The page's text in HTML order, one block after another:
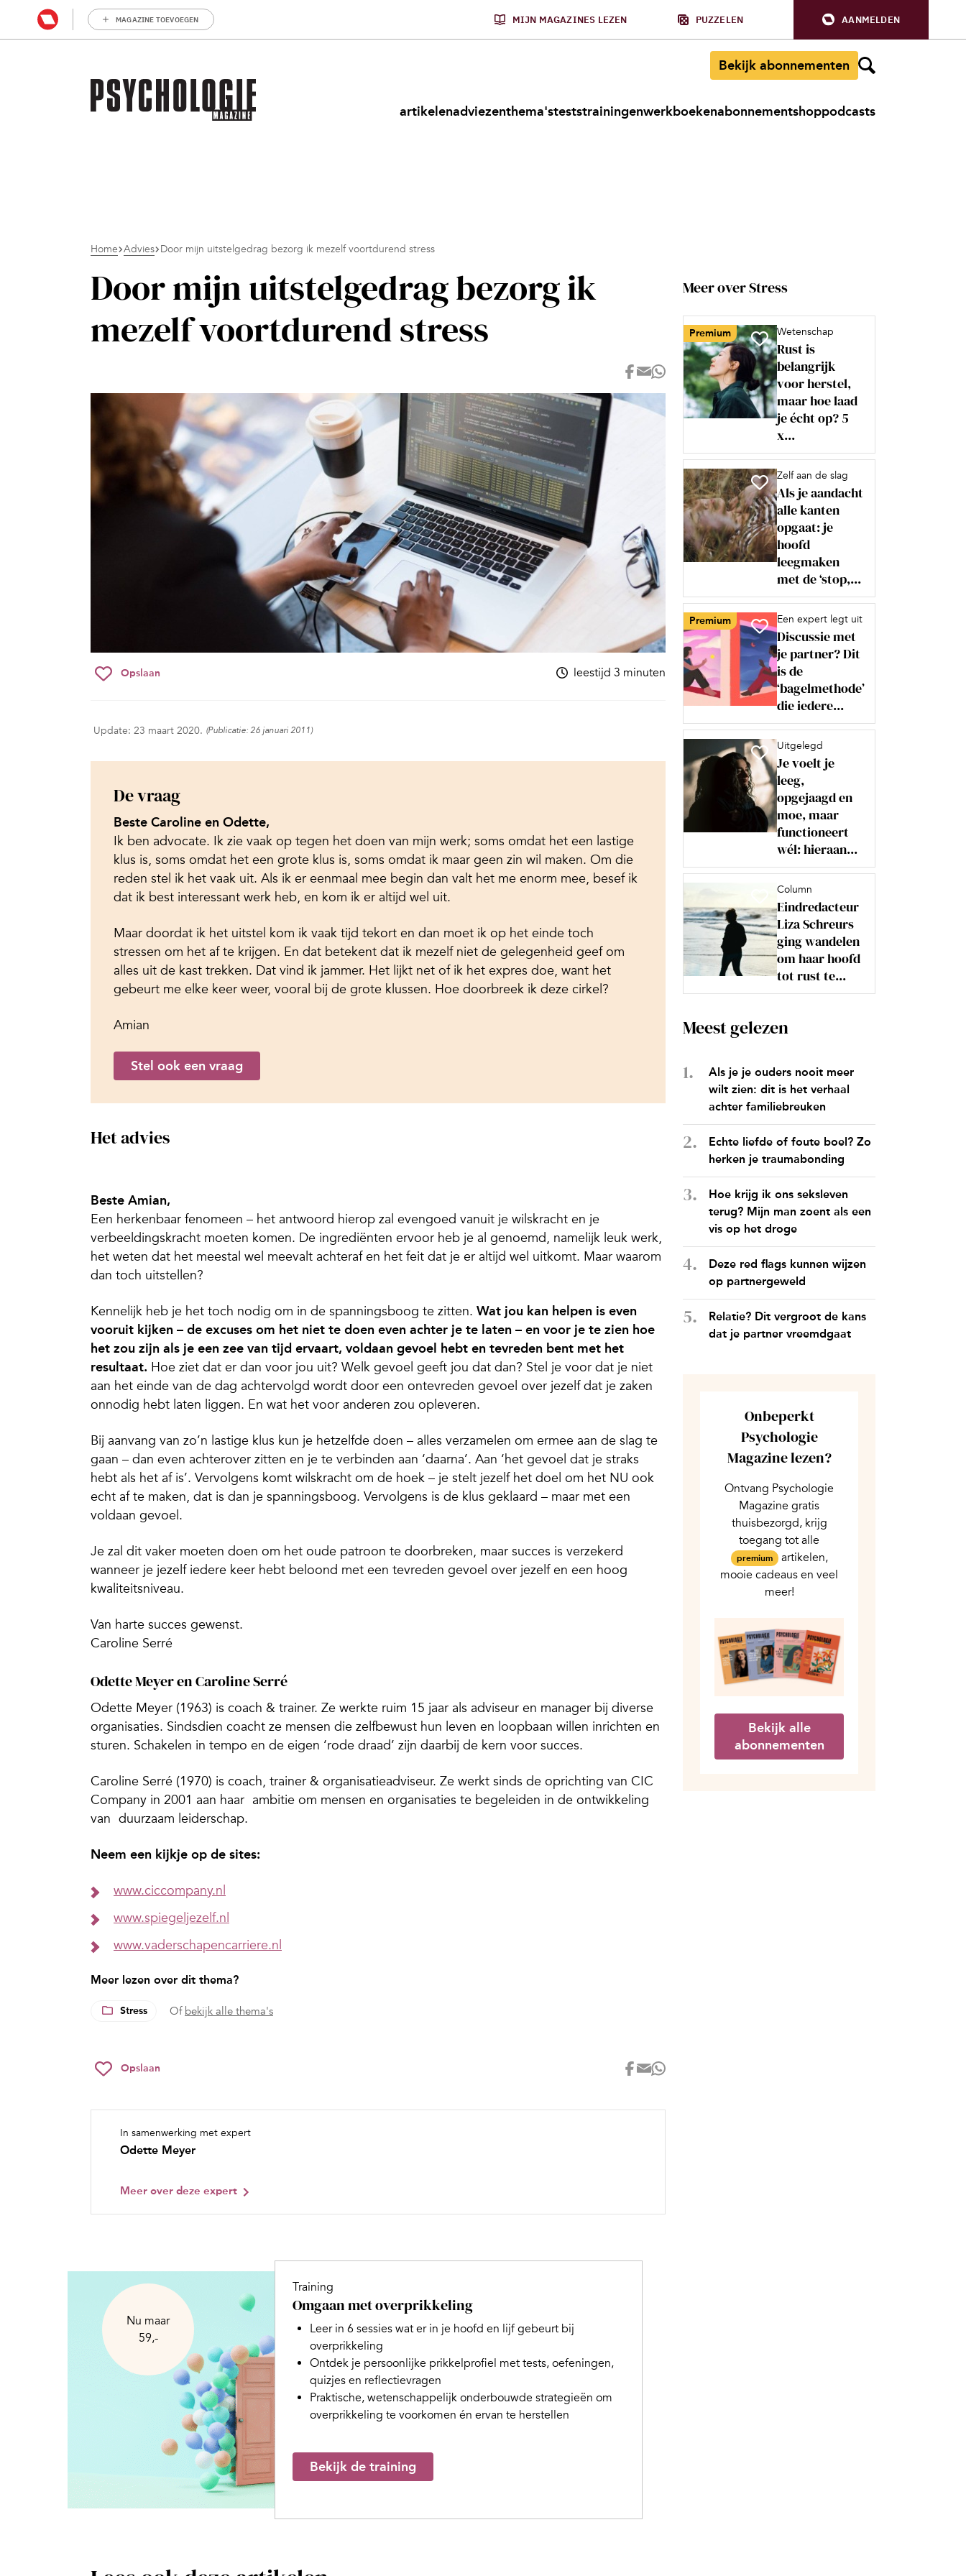
MAGAZINE TOEVOEGEN MIJN MAGAZINES LEZEN PUZZELEN AANMELDEN
Bekijk abonnementen
artikelenadviezenthema'steststrainingenwerkboekenabonnementshoppodcasts
Home Advies Door mijn uitstelgedrag bezorg ik mezelf voortdurend stress
Door mijn uitstelgedrag bezorg ik
mezelf voortdurend stress
Opslaan leestijd 3 minuten
Update: 23 maart 2020. (Publicatie: 26 januari 2011)
De vraag
Beste Caroline en Odette,
Ik ben advocate. Ik zie vaak op tegen het doen van mijn werk; soms omdat het een lastige
klus is, soms omdat het een grote klus is, soms omdat ik maar geen zin wil maken. Om die
reden stel ik het vaak uit. Als ik er eenmaal mee begin dan valt het me enorm mee, besef ik
dat ik best interessant werk heb, en kom ik er altijd wel uit.
Maar doordat ik het uitstel kom ik vaak tijd tekort en dan moet ik op het einde toch
stressen om het af te krijgen. En dat betekent dat ik mezelf niet de gelegenheid geef om
alles uit de kast trekken. Dat vind ik jammer. Het lijkt net of ik het expres doe, want het
gebeurt me elke keer weer, vooral bij de grote klussen. Hoe doorbreek ik deze cirkel?
Amian
Stel ook een vraag
Het advies
Beste Amian,
Een herkenbaar fenomeen – het antwoord hierop zal evengoed vanuit je wilskracht en je
verbeeldingskracht moeten komen. De ingrediënten ervoor heb je al genoemd, namelijk leuk werk,
het weten dat het meestal wel meevalt achteraf en het feit dat je er altijd wel uitkomt. Maar waarom
dan toch uitstellen?
Kennelijk heb je het toch nodig om in de spanningsboog te zitten. Wat jou kan helpen is even
vooruit kijken – de excuses om het niet te doen even achter je te laten – en voor je te zien hoe
het zou zijn als je een zee van tijd ervaart, voldaan gevoel hebt en tevreden bent met het
resultaat. Hoe ziet dat er dan voor jou uit? Welk gevoel geeft jou dat dan? Stel je voor dat je niet
aan het einde van de dag achtervolgd wordt door een ontevreden gevoel over jezelf dat je zaken
onnodig hebt laten liggen. En wat het voor anderen zou opleveren.
Bij aanvang van zo’n lastige klus kun je hetzelfde doen – alles verzamelen om ermee aan de slag te
gaan – dan even achterover zitten en je te verbinden aan ‘daarna’. Aan ‘het gevoel dat je straks
hebt als het af is’. Vervolgens komt wilskracht om de hoek – je stelt jezelf het doel om het NU ook
echt af te maken, dat is dan je spanningsboog. Vervolgens is de klus geklaard – maar met een
voldaan gevoel.
Je zal dit vaker moeten doen om het oude patroon te doorbreken, maar succes is verzekerd
wanneer je jezelf iedere keer hebt beloond met een tevreden gevoel over jezelf en een hoog
kwaliteitsniveau.
Van harte succes gewenst.
Caroline Serré
Odette Meyer en Caroline Serré
Odette Meyer (1963) is coach & trainer. Ze werkte ruim 15 jaar als adviseur en manager bij diverse
organisaties. Sindsdien coacht ze mensen die zelfbewust hun leven en loopbaan willen inrichten en
sturen. Schakelen in tempo en de eigen ‘rode draad’ zijn daarbij de kern voor succes.
Caroline Serré (1970) is coach, trainer & organisatieadviseur. Ze werkt sinds de oprichting van CIC
Company in 2001 aan haar ambitie om mensen en organisaties te begeleiden in de ontwikkeling
van duurzaam leiderschap.
Neem een kijkje op de sites:
www.ciccompany.nl
www.spiegeljezelf.nl
www.vaderschapencarriere.nl
Meer lezen over dit thema?
Stress Of bekijk alle thema's
Opslaan
In samenwerking met expert
Odette Meyer
Meer over deze expert
Training
Omgaan met overprikkeling
Leer in 6 sessies wat er in je hoofd en lijf gebeurt bij
overprikkeling
Ontdek je persoonlijke prikkelprofiel met tests, oefeningen,
quizjes en reflectievragen
Praktische, wetenschappelijk onderbouwde strategieën om
overprikkeling te voorkomen én ervan te herstellen
Bekijk de training
Nu maar
59,-
Meer over Stress
Premium Wetenschap
Rust is
belangrijk
voor herstel,
maar hoe laad
je écht op? 5
x...
Zelf aan de slag
Als je aandacht
alle kanten
opgaat: je
hoofd
leegmaken
met de ‘stop,...
Premium Een expert legt uit
Discussie met
je partner? Dit
is de
‘bagelmethode’
die iedere...
Uitgelegd
Je voelt je
leeg,
opgejaagd en
moe, maar
functioneert
wél: hieraan...
Column
Eindredacteur
Liza Schreurs
ging wandelen
om haar hoofd
tot rust te...
Meest gelezen
Als je je ouders nooit meer
wilt zien: dit is het verhaal
achter familiebreuken
Echte liefde of foute boel? Zo
herken je traumabonding
Hoe krijg ik ons seksleven
terug? Mijn man zoent als een
vis op het droge
Deze red flags kunnen wijzen
op partnergeweld
Relatie? Dit vergroot de kans
dat je partner vreemdgaat
Onbeperkt
Psychologie
Magazine lezen?
Ontvang Psychologie
Magazine gratis
thuisbezorgd, krijg
toegang tot alle
premium artikelen,
mooie cadeaus en veel
meer!
Bekijk alle
abonnementen